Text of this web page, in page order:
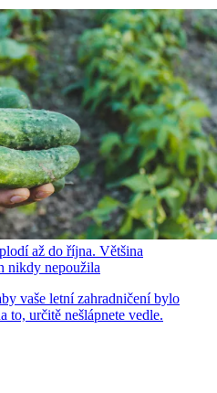
až do října. Většina
nikdy nepoužila
vaše letní zahradničení bylo
to, určitě nešlápnete vedle.